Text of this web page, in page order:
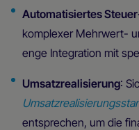
Automatisiertes
komplexer Mehrwert-
enge Integration mit
Umsatzrealisierung:
entsprechen, um die